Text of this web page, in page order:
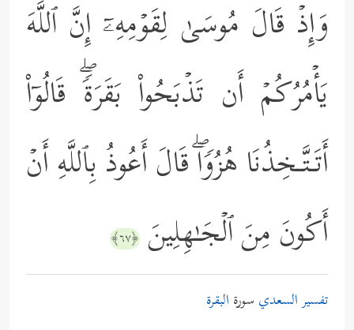
وَإِذۡ قَالَ مُوسَىٰ لِقَوۡمِهِۦۤ إِنَّ ٱللَّهَ
یَأۡمُرُكُمۡ أَن تَذۡبَحُواْ بَقَرَةࣰۖ قَالُوۤاْ
أَتَـتَّـخِذُنَا هُزُوࣰاۖ قَالَ أَعُوذُ بِٱللَّهِ أَنۡ
أَكُونَ مِنَ ٱلۡجَـٰهِلِینَ ﴿٦٧﴾
تفسير السعدي سورة البقرة